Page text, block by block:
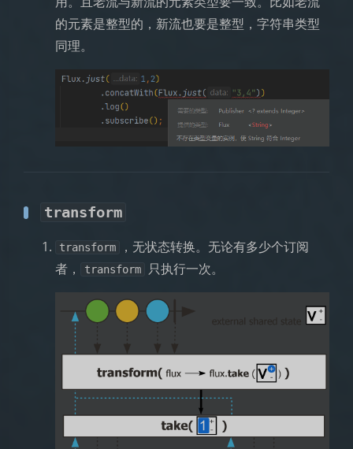
的元素是整型的，新流也要是整型，字符串类型
同理。
transform
transform
，无状态转换。无论有多少个订阅
者，
transform 只执行一次。